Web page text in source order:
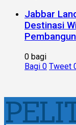
Jabbar
Destinasi
0 bagi
Bagi 0 Tweet